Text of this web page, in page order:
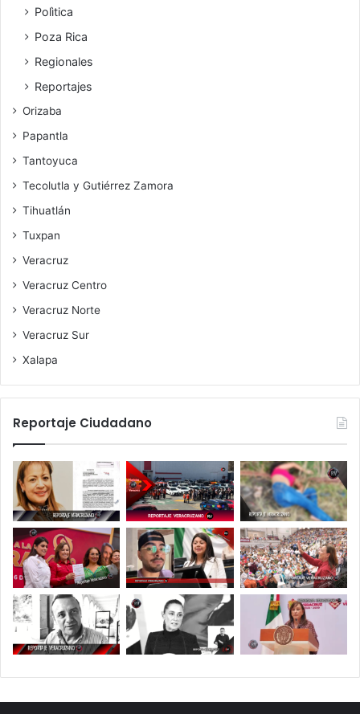
Polìtica
Poza Rica
Regionales
Reportajes
Orizaba
Papantla
Tantoyuca
Tecolutla y Gutiérrez Zamora
Tihuatlán
Tuxpan
Veracruz
Veracruz Centro
Veracruz Norte
Veracruz Sur
Xalapa
Reportaje Ciudadano